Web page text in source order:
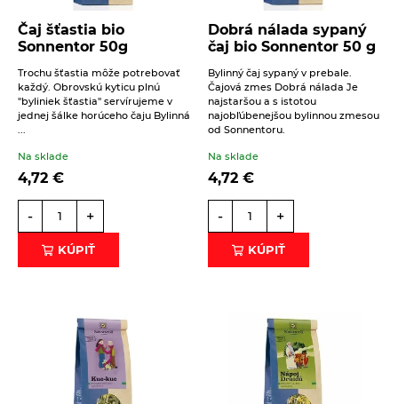
Éterické oleje na kulinárske účely
Keramické slniečko
Kúpele na detoxikáciu organizmu
Literatúra
Tašky, vrecká
Vankúše
Beriem na vedomiespracovanie osobných údajov.
Čaj šťastia bio
Sonnentor 50g
Trochu šťastia môže potrebovať
každý. Obrovskú kyticu plnú
"byliniek šťastia" servírujeme v
jednej šálke horúceho čaju Bylinná
...
Na sklade
4,72 €
- +
KÚPIŤ
Dobrá nálada sypaný
čaj bio Sonnentor 50 g
Bylinný čaj sypaný v prebale.
Čajová zmes Dobrá nálada Je
najstaršou a s istotou
najobľúbenejšou bylinnou zmesou
od Sonnentoru.
Na sklade
4,72 €
- +
KÚPIŤ